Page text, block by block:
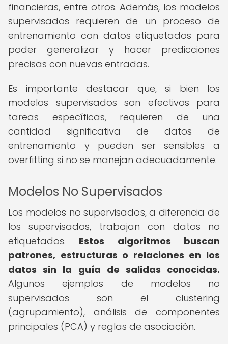
financieras, entre otros. Además, los modelos
supervisados requieren de un proceso de
entrenamiento con datos etiquetados para
poder generalizar y hacer predicciones
precisas con nuevas entradas.
Es importante destacar que, si bien los
modelos supervisados son efectivos para
tareas específicas, requieren de una
cantidad significativa de datos de
entrenamiento y pueden ser sensibles a
overfitting si no se manejan adecuadamente.
Modelos No Supervisados
Los modelos no supervisados, a diferencia de
los supervisados, trabajan con datos no
etiquetados. Estos algoritmos buscan
patrones, estructuras o relaciones en los
datos sin la guía de salidas conocidas.
Algunos ejemplos de modelos no
supervisados son el clustering
(agrupamiento), análisis de componentes
principales (PCA) y reglas de asociación.